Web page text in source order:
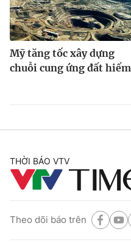
Mỹ tăng tốc xây dựng
chuỗi cung ứng đất hiếm
THỜI BÁO VTV
Theo dõi báo trên